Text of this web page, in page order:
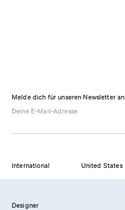
Melde dich für unseren Newsletter an
International United States
Designer